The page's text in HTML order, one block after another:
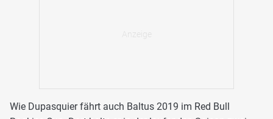
Wie Dupasquier fährt auch Baltus 2019 im Red Bull